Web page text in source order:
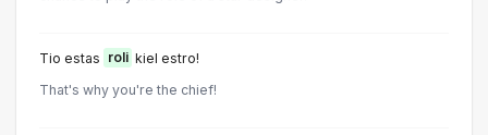
Tio estas roli kiel estro!
That's why you're the chief!